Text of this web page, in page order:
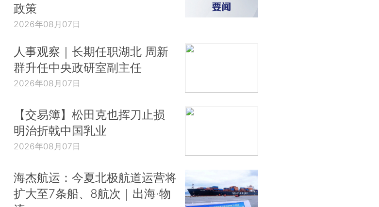
政策
2026年08月07日
人事观察｜长期任职湖北 周新
群升任中央政研室副主任
2026年08月07日
【交易簿】松田克也挥刀止损
明治折戟中国乳业
2026年08月07日
海杰航运：今夏北极航道运营将
扩大至7条船、8航次｜出海·物